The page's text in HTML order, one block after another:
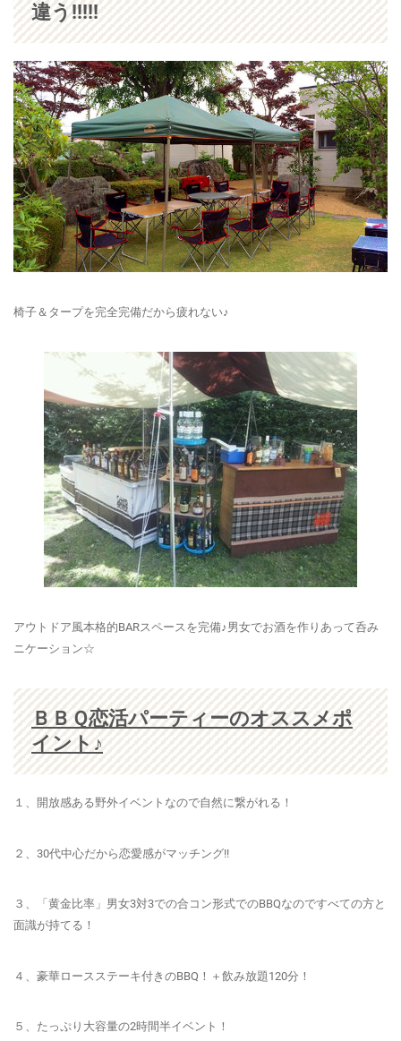
違う!!!!!
椅子＆タープを完全完備だから疲れない♪
アウトドア風本格的BARスペースを完備♪男女でお酒を作りあって呑み
ニケーション☆
ＢＢＱ恋活パーティーのオススメポ
イント♪
１、開放感ある野外イベントなので自然に繋がれる！
２、30代中心だから恋愛感がマッチング!!
３、「黄金比率」男女3対3での合コン形式でのBBQなのですべての方と
面識が持てる！
４、 豪華ロースステーキ付きのBBQ！＋飲み放題120分！
５、たっぷり大容量の2時間半イベント！